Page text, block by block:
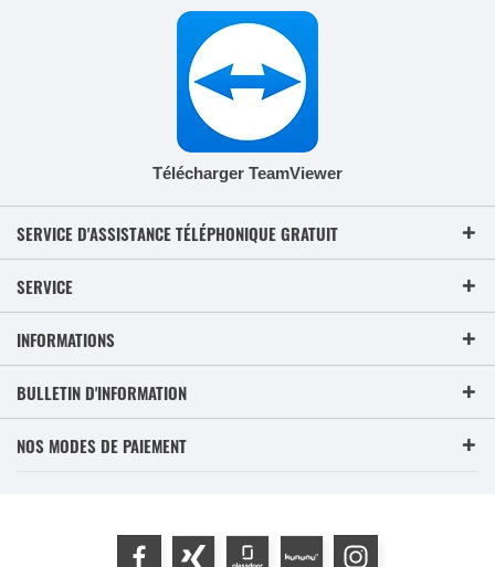
Télécharger TeamViewer
SERVICE D'ASSISTANCE TÉLÉPHONIQUE GRATUIT
SERVICE
INFORMATIONS
BULLETIN D'INFORMATION
NOS MODES DE PAIEMENT